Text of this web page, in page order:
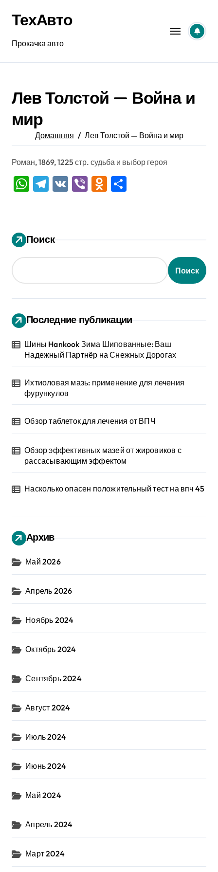
содержанию
ТехАвто
Прокачка авто
Лев Толстой — Война и
мир
Домашняя Лев Толстой — Война и мир
Роман, 1869, 1225 стр. судьба и выбор героя
WhatsApp
Telegram
VK ViberOdnoklassniki
Поиск
Поиск
Последние публикации
Шины Hankook Зима Шипованные: Ваш
Надежный Партнёр на Снежных Дорогах
Ихтиоловая мазь: применение для лечения
фурункулов
Обзор таблеток для лечения от ВПЧ
Обзор эффективных мазей от жировиков с
рассасывающим эффектом
Насколько опасен положительный тест на впч 45
Архив
Май 2026
Апрель 2026
Ноябрь 2024
Октябрь 2024
Сентябрь 2024
Август 2024
Июль 2024
Июнь 2024
Май 2024
Апрель 2024
Март 2024